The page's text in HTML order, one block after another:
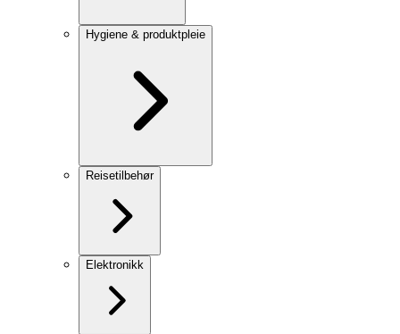
Hygiene & produktpleie
Reisetilbehør
Elektronikk